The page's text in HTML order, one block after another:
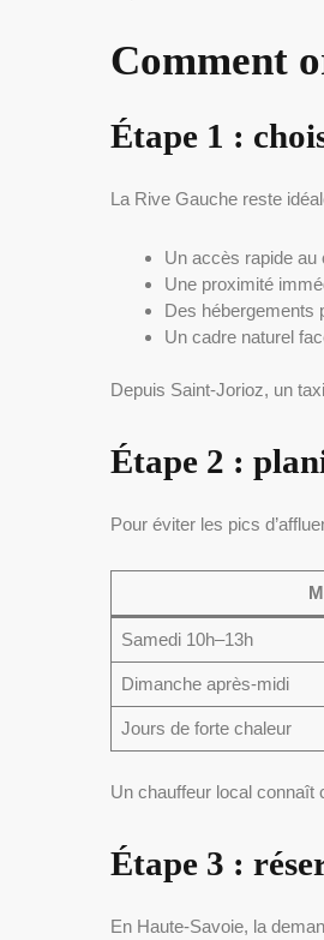
Comment
Étape 1 :
La Rive Gauche reste
Un accès rapide au
Une proximité
Des hébergements
Un cadre naturel
Depuis Saint-Jorioz, un
Étape 2 :
Pour éviter les pics
Samedi 10h–13h
Dimanche après-midi
Jours de forte chaleur
Un chauffeur local connaît
Étape 3 :
En Haute-Savoie, la